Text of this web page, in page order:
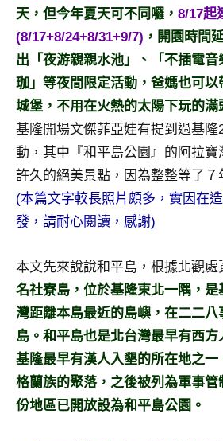
目
主
持、
吳
哥
泰
國
旅
遊
書
作
各
發
表
會
及
活
動
主
天，但今年夏天可不同囉， 8/17起
(8/17+8/24+8/31+9/7) ，開園時間
出「夜游親親水池」、「不插電
珈」等夜間限定活動，爸媽也可
城堡，不用在火熱的太陽下玩的滿
基隆開場文傑菲亞娃有提到過基隆
動，其中『和平島公園』的阿拉
許久的絕美景點，因為整整等了７
(本篇文字較長照片頗多，實因在
發，請耐心閱讀，感謝)
本文先來說說和平島，根據北觀處
名社寮島，位於基隆東北一隅，
灣距離本島最近的島嶼，在二二
島。和平島也是北台灣最早有西
基隆最早有漢人入墾的所在地之
格蘭族的聚落，之後被列為軍事
份地區已開放設為和平島公園。